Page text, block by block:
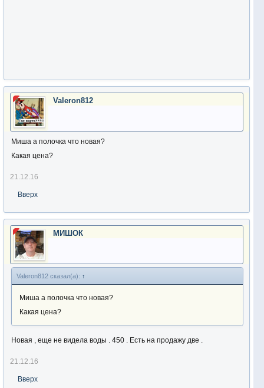
Valeron812
Миша а полочка что новая?
Какая цена?
21.12.16
Вверх
МИШОК
Valeron812 сказал(а): ↑
Миша а полочка что новая?
Какая цена?
Новая , еще не видела воды . 450 . Есть на продажу две .
21.12.16
Вверх